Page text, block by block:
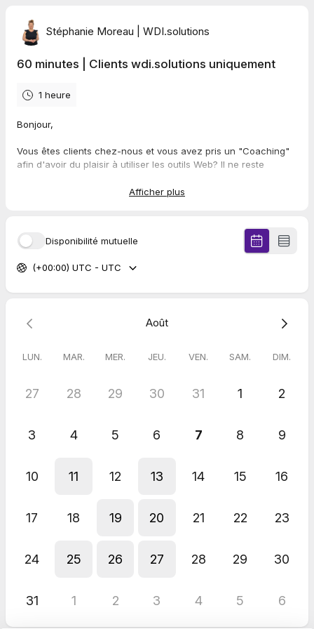
Stéphanie Moreau | WDI.solutions
60 minutes | Clients wdi.solutions uniquement
1 heure
Bonjour,
Vous êtes clients chez-nous et vous avez pris un "Coaching"
afin d'avoir du plaisir à utiliser les outils Web? Il ne reste
Stéphanie
Afficher plus
Disponibilité mutuelle
(+00:00) UTC - UTC
Août
LUN. MAR. MER. JEU. VEN. SAM. DIM.
27 28 29 30 31 1 2
3 4 5 6 7 8 9
10 11 12 13 14 15 16
17 18 19 20 21 22 23
24 25 26 27 28 29 30
31 1 2 3 4 5 6